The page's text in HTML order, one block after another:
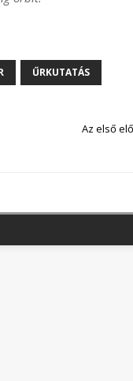
ŰRKUTATÁS
Az első